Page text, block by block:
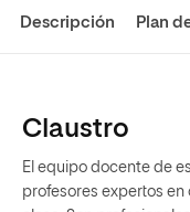
Descripción Plan
Claustro
El equipo docente de
profesores expertos